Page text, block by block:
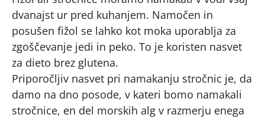
dvanajst ur pred kuhanjem. Namočen in
posušen fižol se lahko kot moka uporablja za
zgoščevanje jedi in peko. To je koristen nasvet
za dieto brez glutena.
Priporočljiv nasvet pri namakanju stročnic je, da
damo na dno posode, v kateri bomo namakali
stročnice, en del morskih alg v razmerju enega